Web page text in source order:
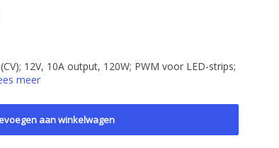
12V, 10A output, 120W; PWM voor LED-strips;
meer
aan winkelwagen